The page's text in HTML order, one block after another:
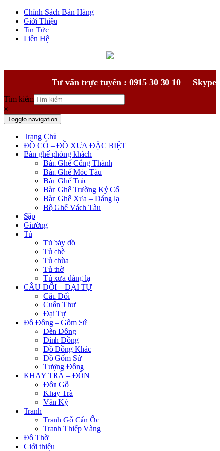
Chính Sách Bán Hàng
Giới Thiệu
Tin Tức
Liên Hệ
Tư vấn trực tuyến : 0915 30 30 10 Skype
Tìm kiếm
×
Toggle navigation
Trang Chủ
ĐỒ CỔ – ĐỒ XƯA ĐẶC BIỆT
Bàn ghế phòng khách
Bàn Ghế Cổng Thành
Bàn Ghế Móc Tàu
Bàn Ghế Trúc
Bàn Ghế Trường Kỷ Cổ
Bàn Ghế Xưa – Dáng lạ
Bộ Ghế Vách Tàu
Sập
Giường
Tủ
Tủ bày đồ
Tủ chè
Tủ chùa
Tủ thờ
Tủ xưa dáng lạ
CÂU ĐỐI – ĐẠI TỰ
Câu Đối
Cuốn Thư
Đại Tự
Đồ Đồng – Gốm Sứ
Đèn Đồng
Đỉnh Đồng
Đồ Đồng Khác
Đồ Gốm Sứ
Tượng Đồng
KHAY TRÀ – ĐÔN
Đôn Gỗ
Khay Trà
Văn Kỷ
Tranh
Tranh Gỗ Cẩn Ốc
Tranh Thiếp Vàng
Đồ Thờ
Giới thiệu